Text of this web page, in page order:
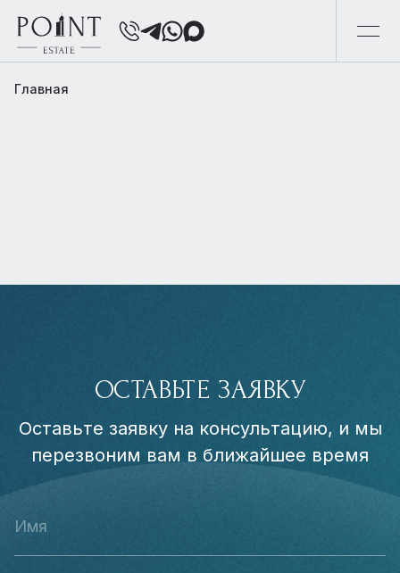
Главная
ОСТАВЬТЕ ЗАЯВКУ
Оставьте заявку на консультацию, и мы
перезвоним вам в ближайшее время